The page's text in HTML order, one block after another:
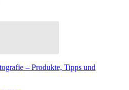
– Produkte, Tipps und